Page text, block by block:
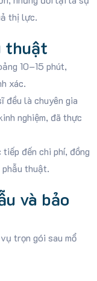
thị lực.
thuật
10–15 phút,
xác.
đều là chuyên gia
nghiệm, đã thực
đến chi phí, đồng
thuật.
và bảo
trọn gói sau mổ